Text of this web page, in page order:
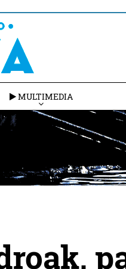
MULTIMEDIA